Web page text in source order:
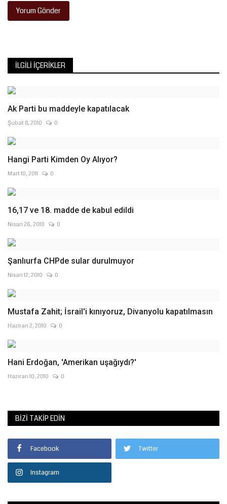
Yorum Gönder
İLGILI İÇERIKLER
Ak Parti bu maddeyle kapatılacak
Şubat 8, 2010 0
Hangi Parti Kimden Oy Alıyor?
Mart 10, 2011 0
16,17 ve 18. madde de kabul edildi
Nisan 26, 2010 0
Şanlıurfa CHPde sular durulmuyor
Nisan 12, 2010 0
Mustafa Zahit; İsrail'i kınıyoruz, Divanyolu kapatılmasın
Haziran 2, 2010 0
Hani Erdoğan, 'Amerikan uşağıydı?'
Haziran 10, 2010 0
BIZI TAKIP EDIN
Facebook Twitter
Instagram